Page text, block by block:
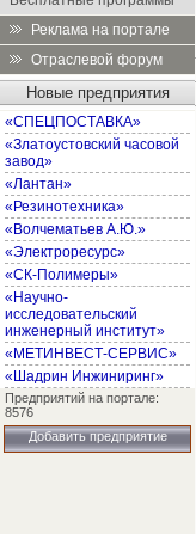
Реклама на портале
Отраслевой форум
Новые предприятия
«СПЕЦПОСТАВКА»
«Златоустовский часовой
завод»
«Лантан»
«Резинотехника»
«Волчематьев А.Ю.»
«Электроресурс»
«СК-Полимеры»
«Научно-
исследовательский
инженерный институт»
«МЕТИНВЕСТ-СЕРВИС»
«Шадрин Инжиниринг»
Предприятий на портале:
8576
Добавить предприятие